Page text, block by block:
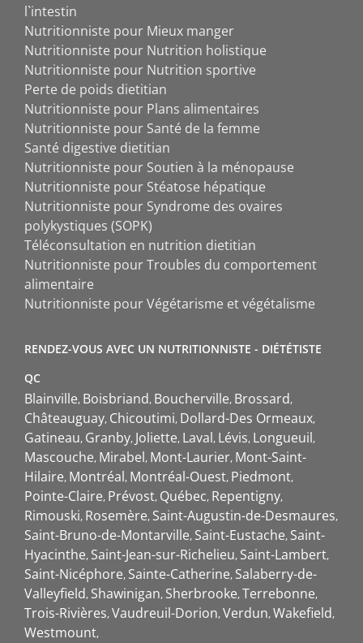
l`intestin
Nutritionniste pour Mieux manger
Nutritionniste pour Nutrition holistique
Nutritionniste pour Nutrition sportive
Perte de poids dietitian
Nutritionniste pour Plans alimentaires
Nutritionniste pour Santé de la femme
Santé digestive dietitian
Nutritionniste pour Soutien à la ménopause
Nutritionniste pour Stéatose hépatique
Nutritionniste pour Syndrome des ovaires
polykystiques (SOPK)
Téléconsultation en nutrition dietitian
Nutritionniste pour Troubles du comportement
alimentaire
Nutritionniste pour Végétarisme et végétalisme
RENDEZ-VOUS AVEC UN NUTRITIONNISTE - DIÉTÉTISTE
QC
Blainville Boisbriand Boucherville Brossard
Châteauguay Chicoutimi Dollard-Des Ormeaux
Gatineau Granby Joliette Laval Lévis Longueuil
Mascouche Mirabel Mont-Laurier Mont-Saint-
Hilaire Montréal Montréal-Ouest Piedmont
Pointe-Claire Prévost Québec Repentigny
Rimouski Rosemère Saint-Augustin-de-Desmaures
Saint-Bruno-de-Montarville Saint-Eustache Saint-
Hyacinthe Saint-Jean-sur-Richelieu Saint-Lambert
Saint-Nicéphore Sainte-Catherine Salaberry-de-
Valleyfield Shawinigan Sherbrooke Terrebonne
Trois-Rivières Vaudreuil-Dorion Verdun Wakefield
Westmount